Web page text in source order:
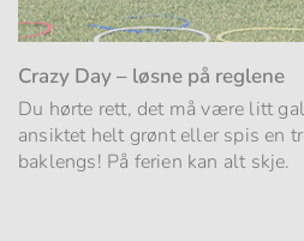
Crazy Day – løsne på reglene
Du hørte rett, det må være litt
ansiktet helt grønt eller spis en
baklengs! På ferien kan alt skje.